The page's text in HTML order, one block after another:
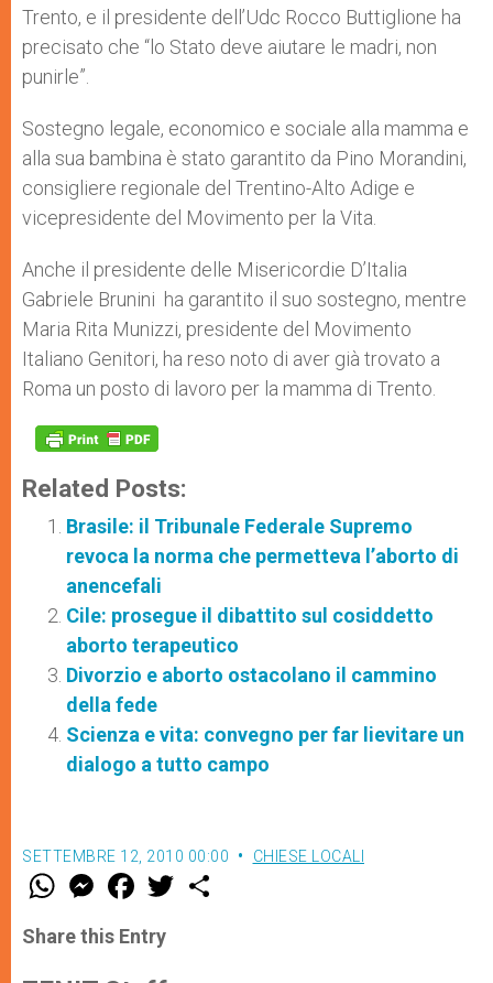
Trento, e il presidente dell’Udc Rocco Buttiglione ha
precisato che “lo Stato deve aiutare le madri, non
punirle”.
Sostegno legale, economico e sociale alla mamma e
alla sua bambina è stato garantito da Pino Morandini,
consigliere regionale del Trentino-Alto Adige e
vicepresidente del Movimento per la Vita.
Anche il presidente delle Misericordie D’Italia
Gabriele Brunini ha garantito il suo sostegno, mentre
Maria Rita Munizzi, presidente del Movimento
Italiano Genitori, ha reso noto di aver già trovato a
Roma un posto di lavoro per la mamma di Trento.
Related Posts:
Brasile: il Tribunale Federale Supremo
revoca la norma che permetteva l’aborto di
anencefali
Cile: prosegue il dibattito sul cosiddetto
aborto terapeutico
Divorzio e aborto ostacolano il cammino
della fede
Scienza e vita: convegno per far lievitare un
dialogo a tutto campo
SETTEMBRE 12, 2010 00:00 CHIESE LOCALI
W
t
s
M
e
s
e
F
a
e
b
w
Share this Entry